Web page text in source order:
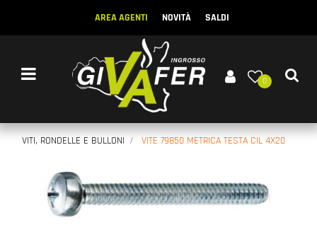
AREA AGENTI NOVITÀ SALDI
Open menu
0
VITI, RONDELLE E BULLONI VITE 79850 METRICA TESTA CIL 4X20